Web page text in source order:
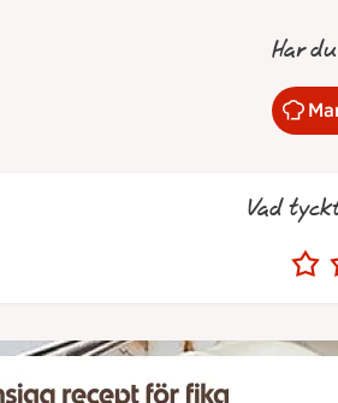
Har
Vad